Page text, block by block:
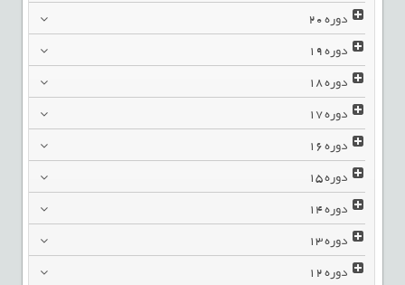
دوره20
دوره19
دوره18
دوره17
دوره16
دوره15
دوره14
دوره13
دوره12